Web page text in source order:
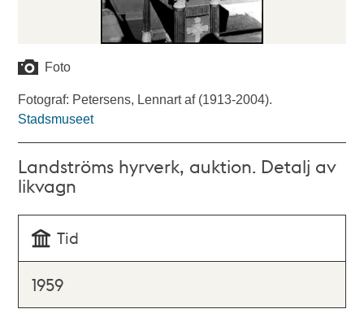
Foto
Fotograf: Petersens, Lennart af (1913-2004).
Stadsmuseet
Landströms hyrverk, auktion. Detalj av
likvagn
Tid
1959